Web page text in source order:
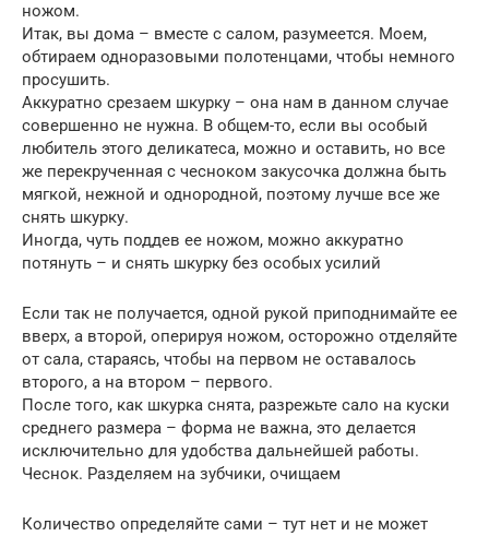
ножом.
Итак, вы дома – вместе с салом, разумеется. Моем,
обтираем одноразовыми полотенцами, чтобы немного
просушить.
Аккуратно срезаем шкурку – она нам в данном случае
совершенно не нужна. В общем-то, если вы особый
любитель этого деликатеса, можно и оставить, но все
же перекрученная с чесноком закусочка должна быть
мягкой, нежной и однородной, поэтому лучше все же
снять шкурку.
Иногда, чуть поддев ее ножом, можно аккуратно
потянуть – и снять шкурку без особых усилий
Если так не получается, одной рукой приподнимайте ее
вверх, а второй, оперируя ножом, осторожно отделяйте
от сала, стараясь, чтобы на первом не оставалось
второго, а на втором – первого.
После того, как шкурка снята, разрежьте сало на куски
среднего размера – форма не важна, это делается
исключительно для удобства дальнейшей работы.
Чеснок. Разделяем на зубчики, очищаем
Количество определяйте сами – тут нет и не может